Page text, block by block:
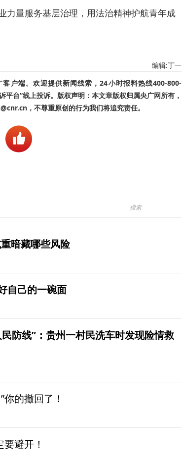
力量服务基层治理，用法治精神护航青年成
编辑:丁一
户端。欢迎提供新闻线索，24小时报料热线400-800-
台”线上投诉。版权声明：本文章版权归属央广网所有，
，不尊重原创的行为我们将追究责任。
暗藏哪些风险
自己的一碗面
防线”：贵州一村民洗车时发现险情救
的撤回了！
避开！